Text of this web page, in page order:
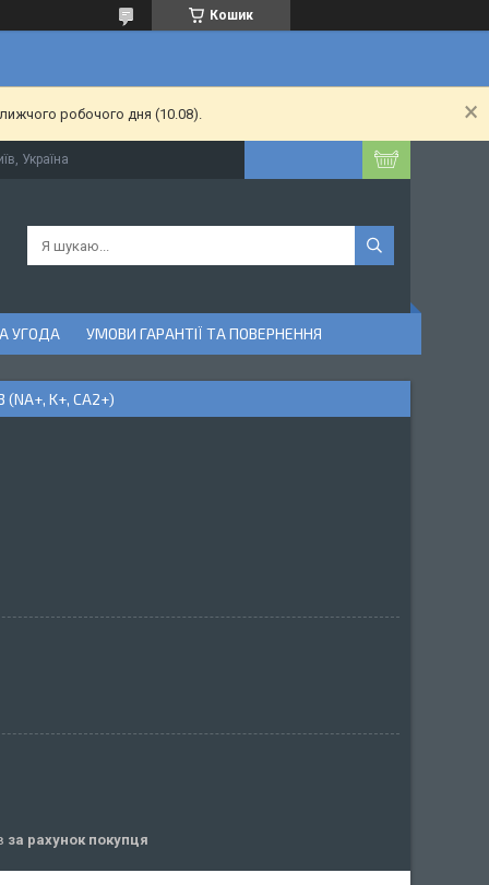
Кошик
робочого дня (10.08).
Україна
УГОДА УМОВИ ГАРАНТІЇ ТА ПОВЕРНЕННЯ
K+, CA2+)
за рахунок покупця